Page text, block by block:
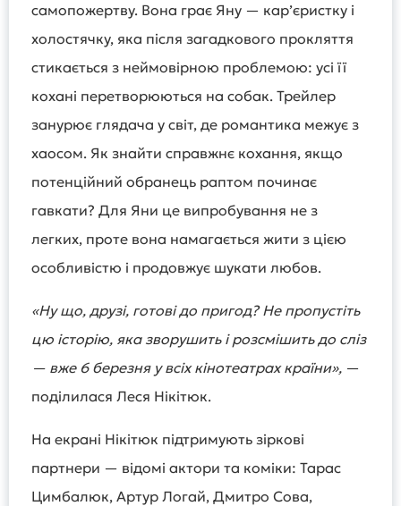
самопожертву. Вона грає Яну — кар’єристку і
холостячку, яка після загадкового прокляття
стикається з неймовірною проблемою: усі її
кохані перетворюються на собак. Трейлер
занурює глядача у світ, де романтика межує з
хаосом. Як знайти справжнє кохання, якщо
потенційний обранець раптом починає
гавкати? Для Яни це випробування не з
легких, проте вона намагається жити з цією
особливістю і продовжує шукати любов.
«Ну що, друзі, готові до пригод? Не пропустіть
цю історію, яка зворушить і розсмішить до сліз
— вже 6 березня у всіх кінотеатрах країни», —
поділилася Леся Нікітюк.
На екрані Нікітюк підтримують зіркові
партнери — відомі актори та коміки: Тарас
Цимбалюк, Артур Логай, Дмитро Сова,